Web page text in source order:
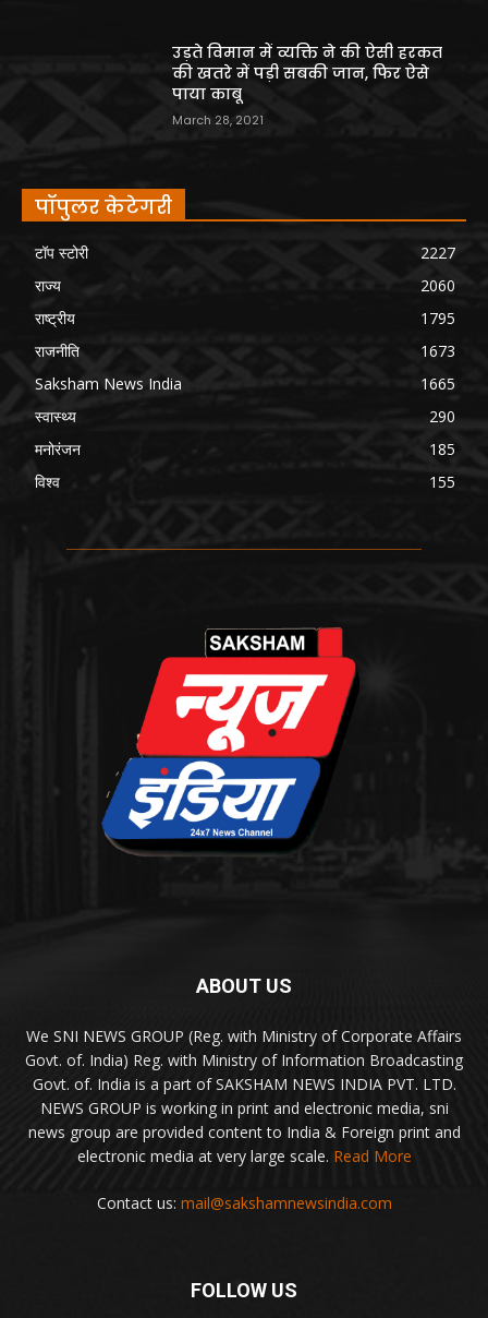
उड़ते विमान में व्यक्ति ने की ऐसी हरकत
की खतरे में पड़ी सबकी जान, फिर ऐसे
पाया काबू
March 28, 2021
पॉपुलर केटेगरी
टॉप स्टोरी
2227
राज्य
2060
राष्ट्रीय
1795
राजनीति
1673
Saksham News India
1665
स्वास्थ्य
290
मनोरंजन
185
विश्व
155
ABOUT US
We SNI NEWS GROUP (Reg. with Ministry of Corporate Affairs
Govt. of. India) Reg. with Ministry of Information Broadcasting
Govt. of. India is a part of SAKSHAM NEWS INDIA PVT. LTD.
NEWS GROUP is working in print and electronic media, sni
news group are provided content to India & Foreign print and
electronic media at very large scale. Read More
Contact us: mail@sakshamnewsindia.com
FOLLOW US